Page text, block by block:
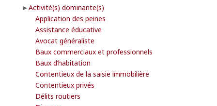
Activité(s) dominante(s)
Application des peines
Assistance éducative
Avocat généraliste
Baux commerciaux et professionnels
Baux d’habitation
Contentieux de la saisie immobilière
Contentieux privés
Délits routiers